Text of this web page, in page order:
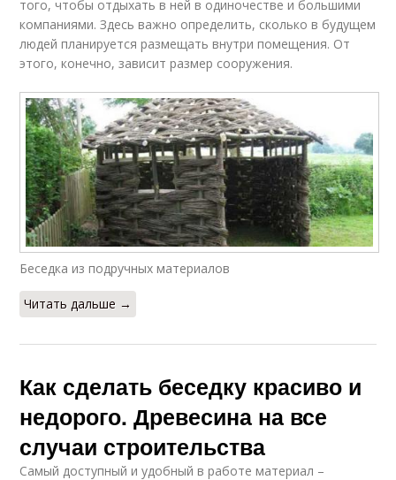
того, чтобы отдыхать в ней в одиночестве и большими
компаниями. Здесь важно определить, сколько в будущем
людей планируется размещать внутри помещения. От
этого, конечно, зависит размер сооружения.
Беседка из подручных материалов
Читать дальше →
Как сделать беседку красиво и
недорого. Древесина на все
случаи строительства
Самый доступный и удобный в работе материал –